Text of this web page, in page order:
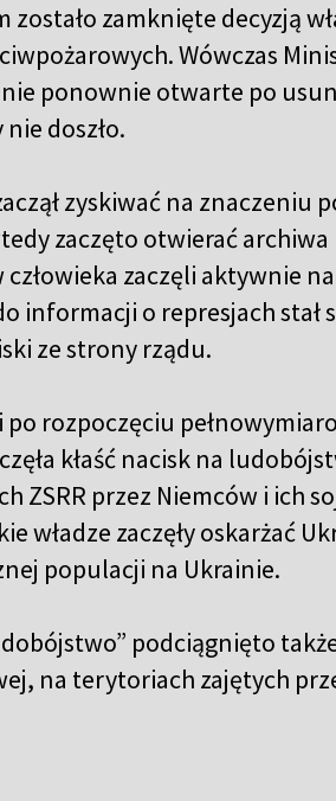
zamknięte decyzją
Wówczas
ponownie otwarte po
doszło.
zyskiwać na znaczeniu
zaczęto otwierać archiwa
zaczęli aktywnie
informacji o represjach stał
ze strony rządu.
po rozpoczęciu
kłaść nacisk na
ZSRR przez Niemców i ich
władze zaczęły oskarżać
populacji na Ukrainie.
podciągnięto
na terytoriach zajętych